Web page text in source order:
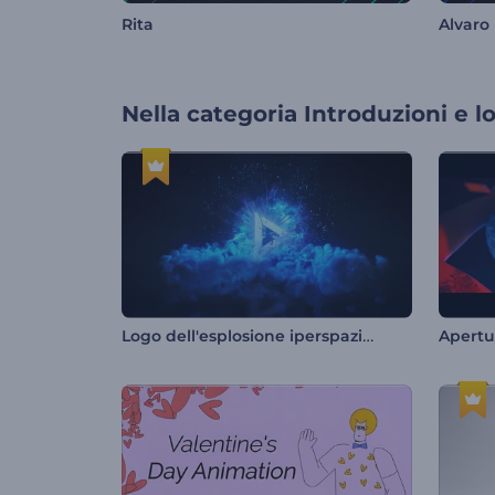
Rita Alvaro
Nella categoria Introduzioni e
Logo dell'esplosione iperspaziale